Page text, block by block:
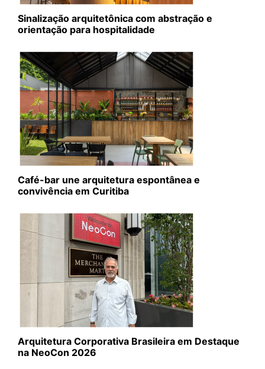
Sinalização arquitetônica com abstração e
orientação para hospitalidade
Café-bar une arquitetura espontânea e
convivência em Curitiba
Arquitetura Corporativa Brasileira em Destaque
na NeoCon 2026